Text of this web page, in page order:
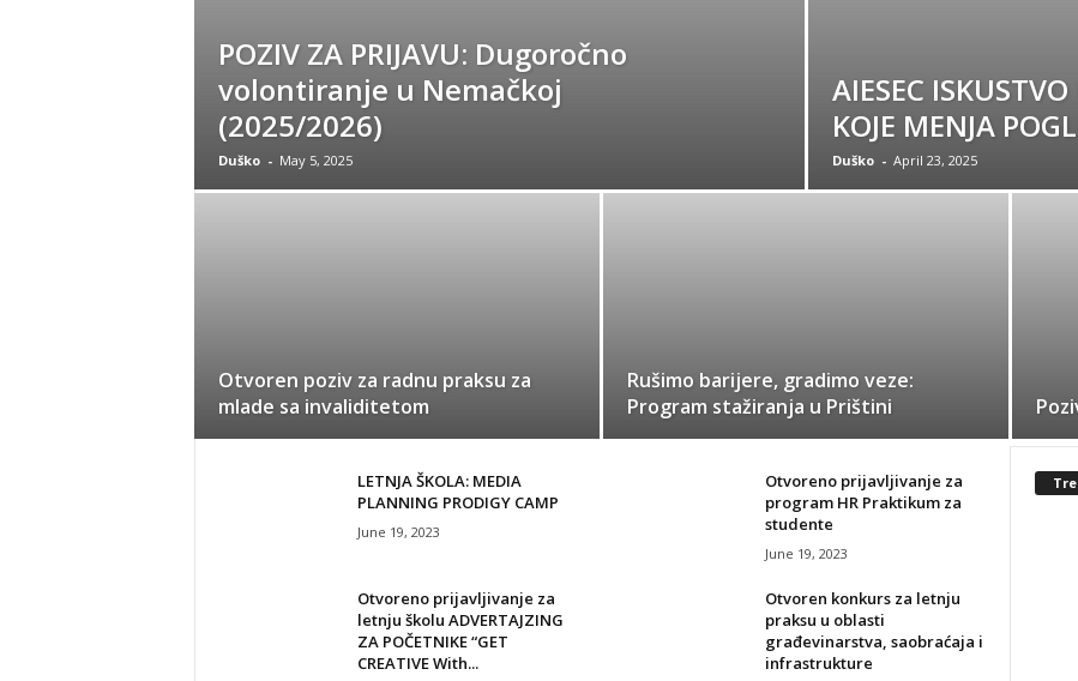
POZIV ZA PRIJAVU: Dugoročno
volontiranje u Nemačkoj
(2025/2026)
Duško - May 5, 2025
AIESEC
KOJE MENJA
Duško - April 23, 2025
Otvoren poziv za radnu praksu za
mlade sa invaliditetom
Rušimo barijere, gradimo veze:
Program stažiranja u Prištini
LETNJA ŠKOLA: MEDIA
PLANNING PRODIGY CAMP
June 19, 2023
Otvoreno prijavljivanje za
program HR Praktikum za
studente
June 19, 2023
Otvoreno prijavljivanje za
letnju školu ADVERTAJZING
ZA POČETNIKE “GET
CREATIVE With...
Otvoren konkurs za letnju
praksu u oblasti
građevinarstva, saobraćaja i
infrastrukture